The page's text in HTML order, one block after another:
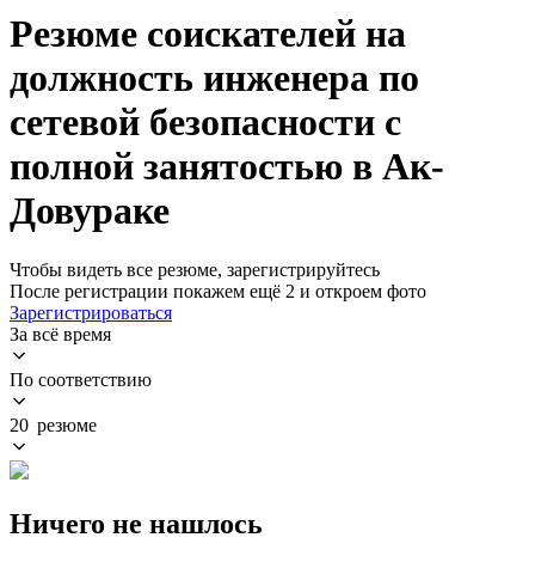
Резюме соискателей на
должность инженера по
сетевой безопасности с
полной занятостью в Ак-
Довураке
Чтобы видеть все резюме, зарегистрируйтесь
После регистрации покажем ещё 2 и откроем фото
Зарегистрироваться
За всё время
По соответствию
20 резюме
Ничего не нашлось